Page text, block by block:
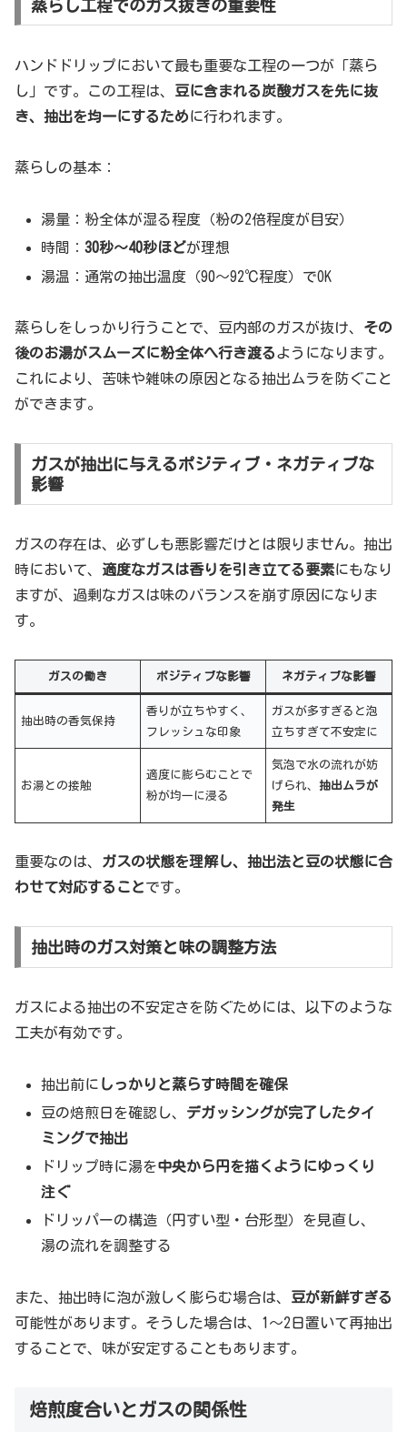
蒸らし工程でのガス抜きの重要性
ハンドドリップにおいて最も重要な工程の一つが「蒸ら
し」です。この工程は、 豆に含まれる炭酸ガスを先に抜
き、抽出を均一にするために行われます。
蒸らしの基本：
湯量：粉全体が湿る程度（粉の2倍程度が目安）
時間：30秒〜40秒ほどが理想
湯温：通常の抽出温度（90〜92℃程度）でOK
蒸らしをしっかり行うことで、豆内部のガスが抜け、 その
後のお湯がスムーズに粉全体へ行き渡るようになります。
これにより、苦味や雑味の原因となる抽出ムラを防ぐこと
ができます。
ガスが抽出に与えるポジティブ・ネガティブな
影響
ガスの存在は、必ずしも悪影響だけとは限りません。抽出
時において、 適度なガスは香りを引き立てる要素にもなり
ますが、過剰なガスは味のバランスを崩す原因になりま
す。
ガスの働き ポジティブな影響 ネガティブな影響
抽出時の香気保持
香りが立ちやすく、
フレッシュな印象
ガスが多すぎると泡
立ちすぎて不安定に
お湯との接触
適度に膨らむことで
粉が均一に浸る
気泡で水の流れが妨
げられ、抽出ムラが
発生
重要なのは、 ガスの状態を理解し、抽出法と豆の状態に合
わせて対応することです。
抽出時のガス対策と味の調整方法
ガスによる抽出の不安定さを防ぐためには、以下のような
工夫が有効です。
抽出前に しっかりと蒸らす時間を確保
豆の焙煎日を確認し、 デガッシングが完了したタイ
ミングで抽出
ドリップ時に湯を中央から円を描くようにゆっくり
注ぐ
ドリッパーの構造（円すい型・台形型）を見直し、
湯の流れを調整する
また、抽出時に泡が激しく膨らむ場合は、
豆が新鮮すぎる
可能性があります。そうした場合は、1〜2日置いて再抽出
することで、味が安定することもあります。
焙煎度合いとガスの関係性